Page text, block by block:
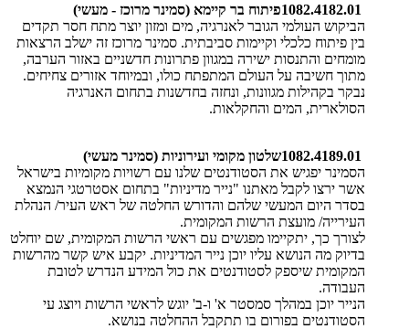
1082.4182.01פיתוח בר קיימא (סמינר מרוכז - מעשי)
הביקוש העולמי הגובר לאנרגיה, מים ומזון יוצר מתח חסר תקדים
בין פיתוח כלכלי וקיימות סביבתית. סמינר מרוכז זה ישלב הרצאות
מומחים והתנסות ישירה במגוון פתרונות חדשניים באזור הערבה,
מתוך חשיבה על העולם המתפתח כולו, ובמיוחד אזורים צחיחים.
נבקר בקהילות מגוונות, ונחזה בחדשנות בתחום האנרגיה
הסולארית, המים והחקלאות.
1082.4189.01שלטון מקומי ועירוניות (סמינר מעשי)
הסמינר יפגיש את הסטודנטים שלנו עם רשויות מקומיות בישראל
אשר ירצו לקבל מאתנו "נייר מדיניות" בתחום אסטרטגי הנמצא
בסדר היום המעשי שלהם והדורש החלטה של ראש העיר/ הנהלת
העירייה/ מועצת הרשות המקומית.
לצורך כך, יתקיימו מפגשים עם ראשי הרשות המקומית, שם יוחלט
בדיוק מה הנושא עליו יוכן נייר המדיניות. יקבע איש קשר מהרשות
המקומית שיספק לסטודנטים את כול המידע הנדרש לטובת
העבודה.
הנייר יוכן במהלך סמסטר א' ו-ב' יוגש לראשי הרשות ויוצג עי
הסטודנטים בפורום בו תתקבל ההחלטה בנושא.